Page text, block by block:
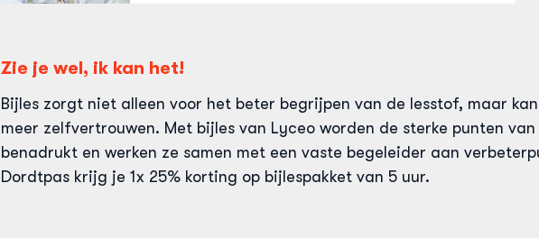
Zie je wel, ik kan het!
Bijles zorgt niet alleen voor het beter begrijpen van de lesstof, maar
meer zelfvertrouwen. Met bijles van Lyceo worden de sterke punten
benadrukt en werken ze samen met een vaste begeleider aan
Dordtpas krijg je 1x 25% korting op bijlespakket van 5 uur.